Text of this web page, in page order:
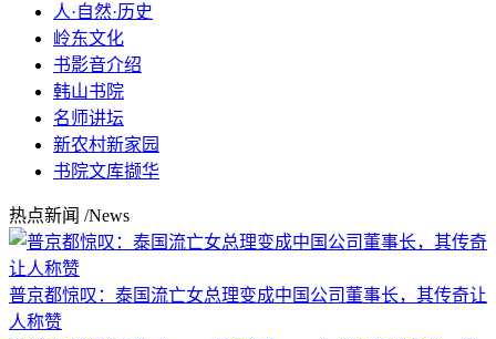
人·自然·历史
岭东文化
书影音介绍
韩山书院
名师讲坛
新农村新家园
书院文库撷华
热点新闻 /News
普京都惊叹：泰国流亡女总理变成中国公司董事长，其传奇让
人称赞